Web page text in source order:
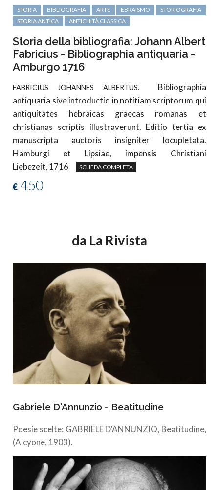
STORIA BIBLIOGRAFIA ARTE EBRAISMO
STORIOGRAFIA
STORIA ANTICA
ANTICHITÀ CLASSICA
Storia della bibliografia: Johann Albert
Fabricius - Bibliographia antiquaria -
Amburgo 1716
FABRICIUS JOHANNES ALBERTUS.
Bibliographia
antiquaria sive introductio in notitiam scriptorum qui
antiquitates hebraicas graecas romanas et
christianas scriptis illustraverunt. Editio tertia ex
manuscripta auctoris insigniter locupletata.
Hamburgi et Lipsiae, impensis Christiani
Liebezeit, 1716
SCHEDA COMPLETA
€ 450
da La Rivista
Gabriele D'Annunzio - Beatitudine
Poesie scelte: GABRIELE D'ANNUNZIO, Beatitudine,
(Alcyone, 1903).